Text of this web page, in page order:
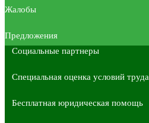
Жалобы
Предложения
Социальные партнеры
Специальная оценка условий труда
Бесплатная юридическая помощь